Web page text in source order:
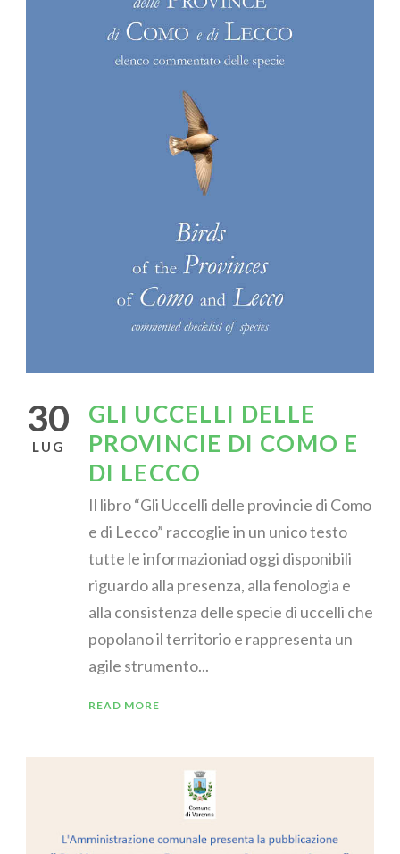
30
LUG
GLI UCCELLI DELLE
PROVINCIE DI COMO E
DI LECCO
Il libro “Gli Uccelli delle provincie di Como
e di Lecco” raccoglie in un unico testo
tutte le informazioniad oggi disponibili
riguardo alla presenza, alla fenologia e
alla consistenza delle specie di uccelli che
popolano il territorio e rappresenta un
agile strumento...
READ MORE